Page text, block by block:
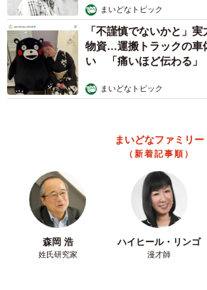
まいどなトピック
「不謹慎でないかと」
物資…運搬トラックの車
い 「痛いほど伝わる」
まいどなトピック
まいどなファミリー
（新着記事順）
森岡 浩
姓氏研究家
ハイヒール・リンゴ
漫才師